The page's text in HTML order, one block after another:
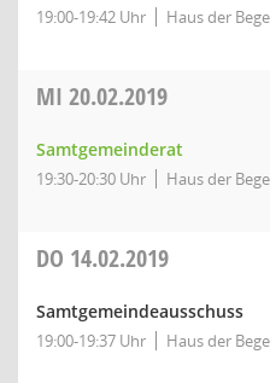
19:00-19:42 Uhr Haus der
MI 20.02.2019
Samtgemeinderat
19:30-20:30 Uhr Haus der
DO 14.02.2019
Samtgemeindeausschuss
19:00-19:37 Uhr Haus der